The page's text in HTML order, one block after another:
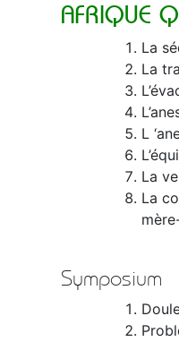
AFRIQUE
La
La
L
La
La
Symposium